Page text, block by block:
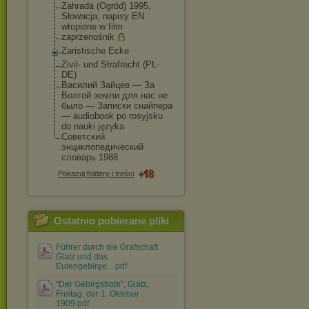
Zahrada (Ogród) 1995,
Słowacja, napisy EN
wtopione w film
zaprzenośnik
Zaristische Ecke
Zivil- und Strafrecht (PL-
DE)
Василий Зайцев — За
Волгой земли для нас не
было — Записки снайпера
— audiobook po rosyjsku
do nauki języka
Советский
энциклопедический
словарь 1988
Pokazuj foldery i treści
Ostatnio pobierane pliki
Führer durch die Grafschaft
Glatz und das
Eulengebirge....pdf
''Der Gebirgsbote'', Glatz,
Freitag, der 1. Oktober
1909.pdf